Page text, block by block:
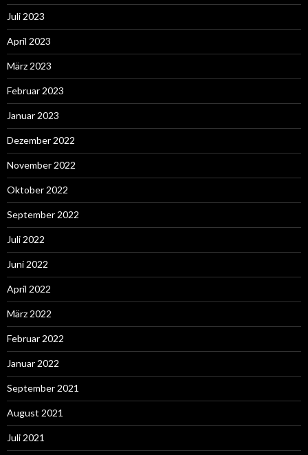
Juli 2023
April 2023
März 2023
Februar 2023
Januar 2023
Dezember 2022
November 2022
Oktober 2022
September 2022
Juli 2022
Juni 2022
April 2022
März 2022
Februar 2022
Januar 2022
September 2021
August 2021
Juli 2021